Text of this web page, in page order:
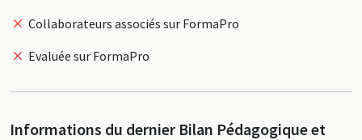
Collaborateurs associés sur FormaPro
Evaluée sur FormaPro
Informations du dernier Bilan Pédagogique et